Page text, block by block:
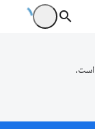
است.